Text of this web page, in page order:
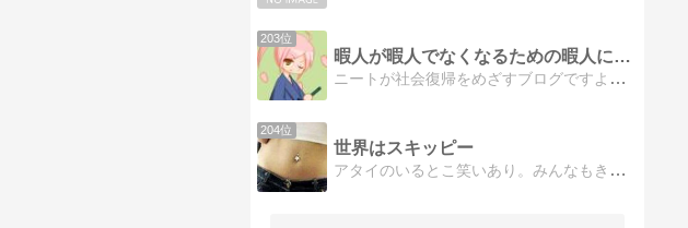
203位
暇人が暇人でなくなるための暇人によ（ｒｙ
ニートが社会復帰をめざすブログですよ。ニートが社会復帰をめざします。本当です。俺はやるよ(｀・ω・´)
204位
世界はスキッピー
アタイのいるとこ笑いあり。みんなもきっと笑顔になるはず。